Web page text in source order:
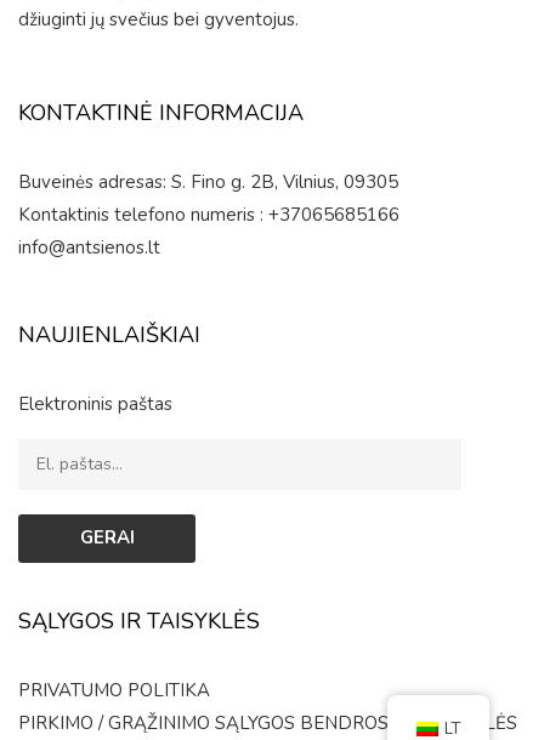
džiuginti jų svečius bei gyventojus.
KONTAKTINĖ INFORMACIJA
Buveinės adresas: S. Fino g. 2B, Vilnius, 09305
Kontaktinis telefono numeris : +37065685166
info@antsienos.lt
NAUJIENLAIŠKIAI
Elektroninis paštas
SĄLYGOS IR TAISYKLĖS
PRIVATUMO POLITIKA
PIRKIMO / GRĄŽINIMO SĄLYGOS BENDROSIOS TAISYKLĖS
LT